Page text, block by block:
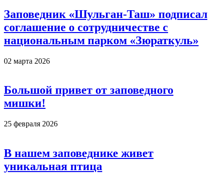
Заповедник «Шульган-Таш» подписал
соглашение о сотрудничестве с
национальным парком «Зюраткуль»
02 марта 2026
Большой привет от заповедного
мишки!
25 февраля 2026
В нашем заповеднике живет
уникальная птица